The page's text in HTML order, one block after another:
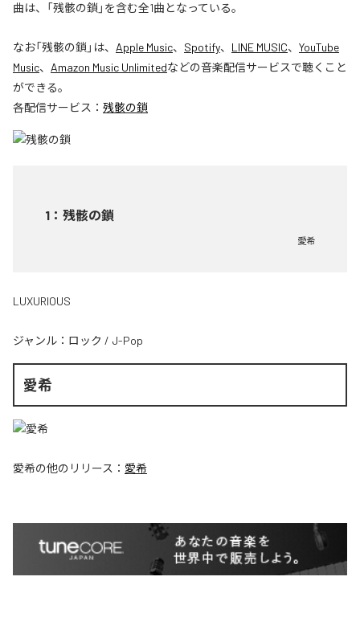
曲は、「残骸の鎖」を含む全1曲となっている。
なお「残骸の鎖 」は、 Apple Music、 Spotify、 LINE MUSIC、 YouTube
Music、 Amazon Music Unlimitedなどの音楽配信サービスで聴くこと
ができる。
各配信サービス： 残骸の鎖
1 ： 残骸の鎖
愛希
LUXURIOUS
ジャンル： ロック / J-Pop
愛希
愛希の他のリリース： 愛希